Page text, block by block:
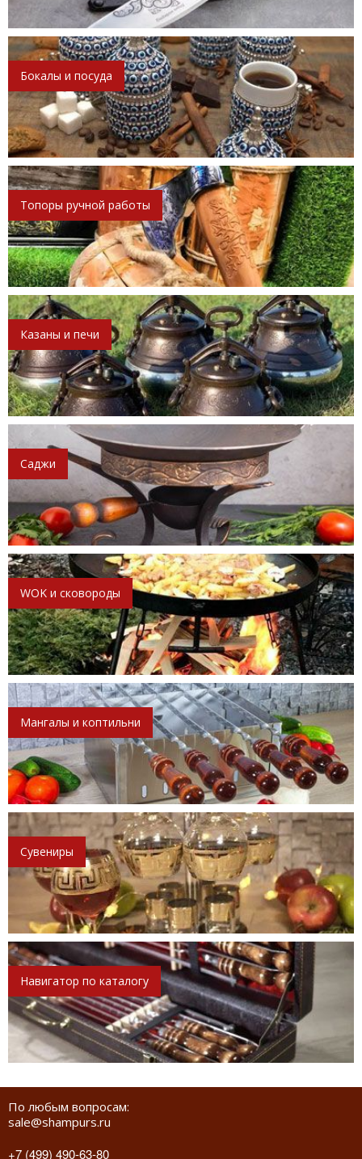
Бокалы и посуда
Топоры ручной работы
Казаны и печи
Саджи
WOK и сковороды
Мангалы и коптильни
Сувениры
Навигатор по каталогу
По любым вопросам:
sale@shampurs.ru
+7 (499) 490-63-80